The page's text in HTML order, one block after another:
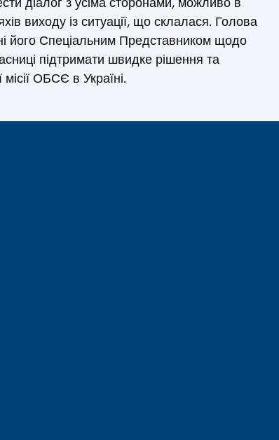
виходу із ситуації, що склалася. Голова
його Спеціальним Представником щодо
підтримати швидке рішення та
ОБСЄ в Україні.